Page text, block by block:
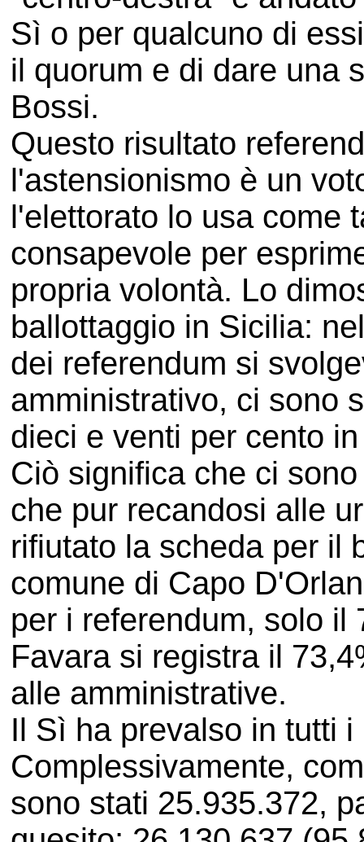
Sì o per qualcuno di
il quorum e di dare una
Bossi.
Questo risultato
l'astensionismo è un
l'elettorato lo usa come
consapevole per
propria volontà. Lo
ballottaggio in Sicilia:
dei referendum si
amministrativo, ci sono
dieci e venti per cento
Ciò significa che ci
che pur recandosi alle
rifiutato la scheda per il
comune di Capo
per i referendum, solo il
Favara si registra il
alle amministrative.
Il Sì ha prevalso in tutti
Complessivamente,
sono stati 25.935.372,